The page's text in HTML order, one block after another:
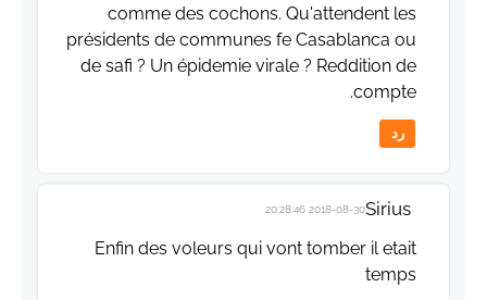
comme des cochons. Qu'attendent les
présidents de communes fe Casablanca ou
de safi ? Un épidemie virale ? Reddition de
compte.
رد
Sirius
2018-08-30 20:28:46
Enfin des voleurs qui vont tomber il etait
temps